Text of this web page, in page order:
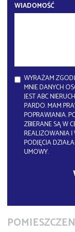
WIADOMOŚĆ
WYRAŻAM
MNIE DANYCH
JEST ABC
PARDO. MAM
POPRAWIANIA.
ZBIERANE SĄ W
REALIZOWANIA I
PODJĘCIA
UMOWY.